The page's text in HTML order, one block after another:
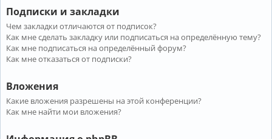
Подписки и закладки
Чем закладки отличаются от подписок?
Как мне сделать закладку или подписаться на определённую тему?
Как мне подписаться на определённый форум?
Как мне отказаться от подписки?
Вложения
Какие вложения разрешены на этой конференции?
Как мне найти мои вложения?